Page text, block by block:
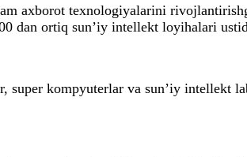
axborot texnologiyalarini
dan ortiq sun’iy intellekt loyihalari
super kompyuterlar va sun’iy intellekt